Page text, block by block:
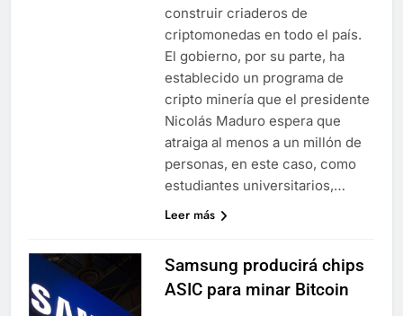
construir criaderos de
criptomonedas en todo el país.
El gobierno, por su parte, ha
establecido un programa de
cripto minería que el presidente
Nicolás Maduro espera que
atraiga al menos a un millón de
personas, en este caso, como
estudiantes universitarios,…
Leer más
Samsung producirá chips
ASIC para minar Bitcoin